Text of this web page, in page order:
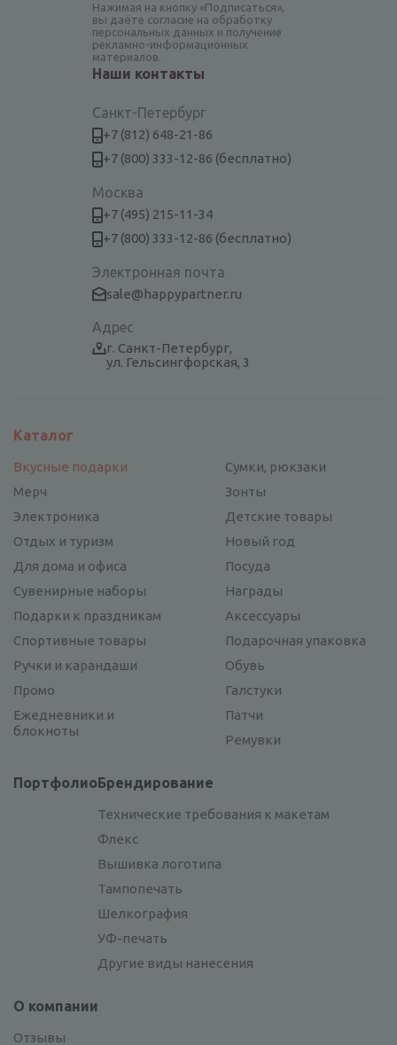
Нажимая на кнопку «Подписаться»,
вы даёте согласие на обработку
персональных данных и получение
рекламно-информационных
материалов.
Наши контакты
Санкт-Петербург
+7 (812) 648-21-86
+7 (800) 333-12-86 (бесплатно)
Москва
+7 (495) 215-11-34
+7 (800) 333-12-86 (бесплатно)
Электронная почта
sale@happypartner.ru
Адрес
г. Санкт-Петербург,
ул. Гельсингфорская, 3
Каталог
Вкусные подарки
Мерч
Электроника
Отдых и туризм
Для дома и офиса
Сувенирные наборы
Подарки к праздникам
Спортивные товары
Ручки и карандаши
Промо
Ежедневники и
блокноты
Сумки, рюкзаки
Зонты
Детские товары
Новый год
Посуда
Награды
Аксессуары
Подарочная упаковка
Обувь
Галстуки
Патчи
Ремувки
ПортфолиоБрендирование
Технические требования к макетам
Флекс
Вышивка логотипа
Тампопечать
Шелкография
УФ-печать
Другие виды нанесения
О компании
Отзывы